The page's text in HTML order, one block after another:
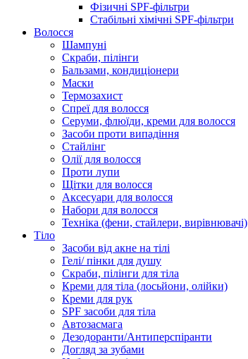
Фізичні SPF-фільтри
Стабільні хімічні SPF-фільтри
Волосся
Шампуні
Скраби, пілінги
Бальзами, кондиціонери
Маски
Термозахист
Спреї для волосся
Серуми, флюїди, креми для волосся
Засоби проти випадіння
Стайлінг
Олії для волосся
Проти лупи
Щітки для волосся
Аксесуари для волосся
Набори для волосся
Техніка (фени, стайлери, вирівнювачі)
Тіло
Засоби від акне на тілі
Гелі/ пінки для душу
Скраби, пілінги для тіла
Креми для тіла (лосьйони, олійки)
Креми для рук
SPF засоби для тіла
Автозасмага
Дезодоранти/Антиперспіранти
Догляд за зубами